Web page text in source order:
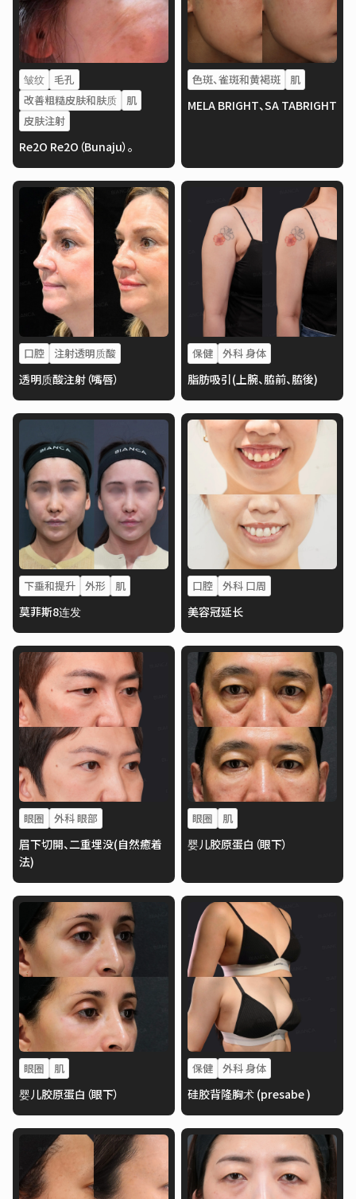
皱纹
毛孔
改善粗糙皮肤和肤质
肌
皮肤注射
Re2O Re2O（Bunaju）。
色斑、雀斑和黄褐斑 肌
MELA BRIGHT、SA TABRIGHT
口腔 注射透明质酸
透明质酸注射（嘴唇）
保健 外科 身体
脂肪吸引(上腕、脇前、脇後)
下垂和提升 外形 肌
莫菲斯8连发
口腔 外科 口周
美容冠延长
眼圈 外科 眼部
眉下切開、二重埋没(自然癒着
法)
眼圈 肌
婴儿胶原蛋白（眼下）
眼圈 肌
婴儿胶原蛋白（眼下）
保健 外科 身体
硅胶背隆胸术 (presabe )